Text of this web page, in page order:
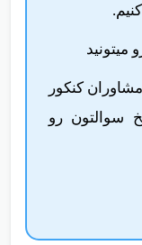
و ادامه
کنکور